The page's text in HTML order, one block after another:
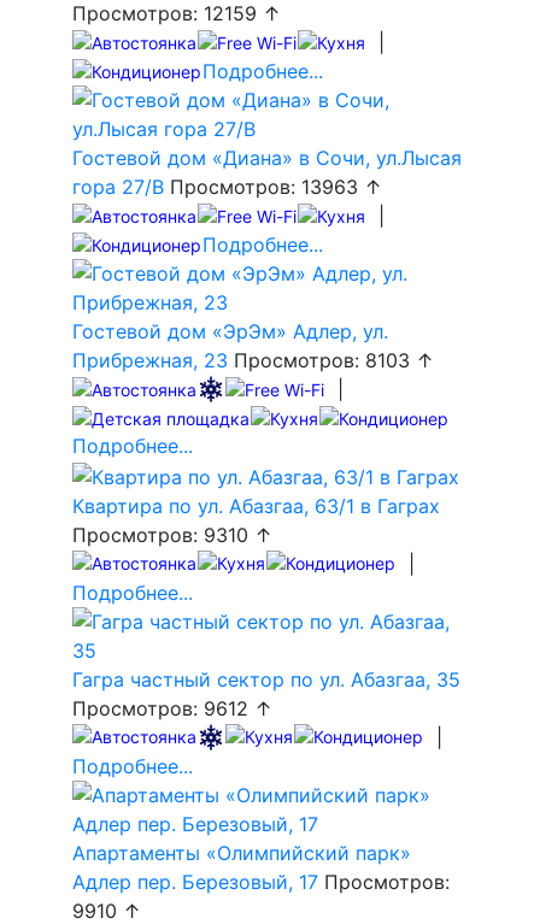
Просмотров: 12159 ↑
Подробнее...
Гостевой дом «Диана» в Сочи, ул.Лысая
гора 27/В Просмотров: 13963 ↑
Подробнее...
Гостевой дом «ЭрЭм» Адлер, ул.
Прибрежная, 23 Просмотров: 8103 ↑
Подробнее...
Квартира по ул. Абазгаа, 63/1 в Гаграх
Просмотров: 9310 ↑
Подробнее...
Гагра частный сектор по ул. Абазгаа, 35
Просмотров: 9612 ↑
Подробнее...
Апартаменты «Олимпийский парк»
Адлер пер. Березовый, 17 Просмотров:
9910 ↑